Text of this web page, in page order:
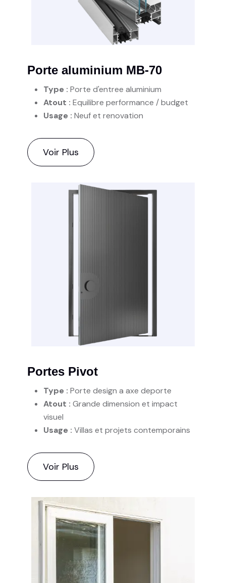
Porte aluminium MB-70
Type : Porte d'entree aluminium
Atout : Equilibre performance / budget
Usage : Neuf et renovation
Voir Plus
Portes Pivot
Type : Porte design a axe deporte
Atout : Grande dimension et impact
visuel
Usage : Villas et projets contemporains
Voir Plus